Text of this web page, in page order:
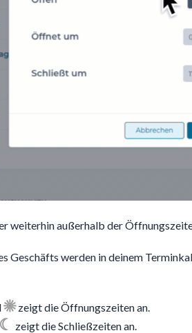
weiterhin außerhalb der
Geschäfts werden in deinem
☀︎zeigt die Öffnungszeiten an.
☾ zeigt die Schließzeiten an.